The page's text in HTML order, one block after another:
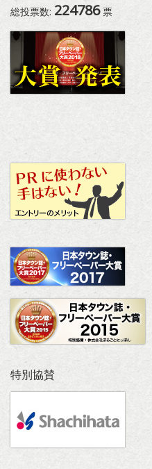
総投票数: 224786票
特別協賛